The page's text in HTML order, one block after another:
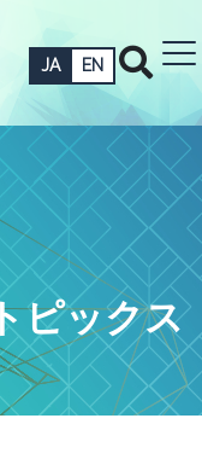
JA EN
ピックス